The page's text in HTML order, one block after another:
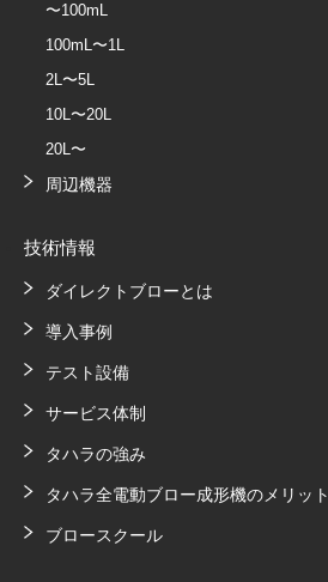
〜100mL
100mL〜1L
2L〜5L
10L〜20L
20L〜
周辺機器
技術情報
ダイレクトブローとは
導入事例
テスト設備
サービス体制
タハラの強み
タハラ全電動ブロー成形機のメリット
ブロースクール